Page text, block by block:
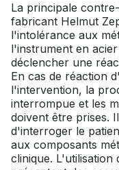
La principale
fabricant Helmut
l'intolérance aux
l'instrument en
déclencher une
En cas de réaction
l'intervention, la
interrompue et les
doivent être prises.
d'interroger le
aux composants
clinique. L'utilisation